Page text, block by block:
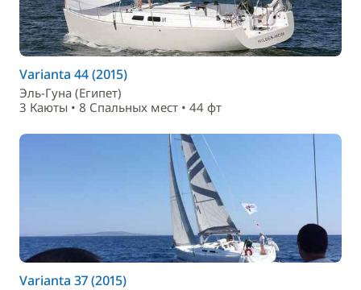
Varianta 44 (2015)
Эль-Гуна (Египет)
3 Каюты • 8 Спальныx мест • 44 фт
Varianta 37 (2015)